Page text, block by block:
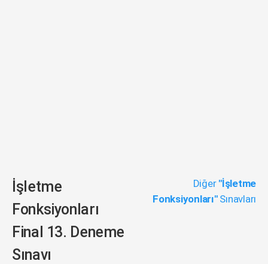
İşletme
Fonksiyonları
Final 13. Deneme
Sınavı
Diğer "İşletme
Fonksiyonları"Sınavları